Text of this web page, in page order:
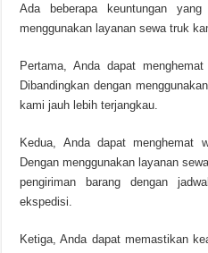
Ada beberapa keuntungan
menggunakan layanan sewa truk
Pertama, Anda dapat
Dibandingkan dengan
kami jauh lebih terjangkau.
Kedua, Anda dapat menghemat
Dengan menggunakan layanan
pengiriman barang dengan
ekspedisi.
Ketiga, Anda dapat memastikan